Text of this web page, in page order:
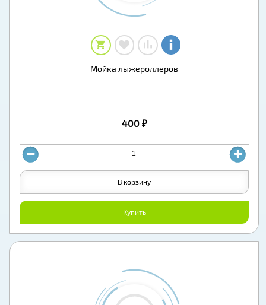
Мойка лыжероллеров
400 ₽
Купить
В корзину